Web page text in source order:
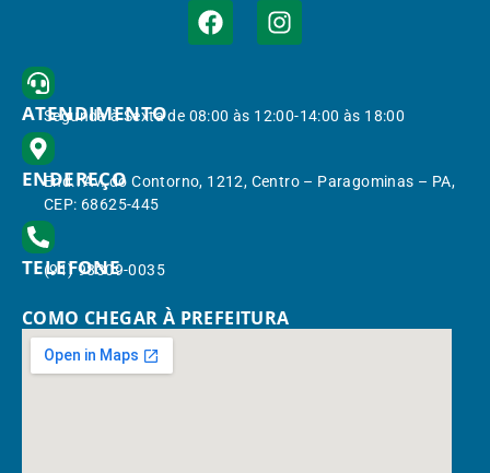
ATENDIMENTO
Segunda à Sexta de 08:00 às 12:00-14:00 às 18:00
ENDEREÇO
End.: Av. do Contorno, 1212, Centro – Paragominas – PA,
CEP: 68625-445
TELEFONE
(91) 98309-0035
COMO CHEGAR À PREFEITURA